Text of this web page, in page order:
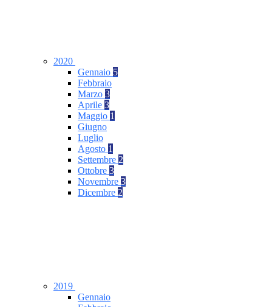
2020
Gennaio 5
Febbraio
Marzo 3
Aprile 3
Maggio 1
Giugno
Luglio
Agosto 1
Settembre 2
Ottobre 3
Novembre 3
Dicembre 2
2019
Gennaio